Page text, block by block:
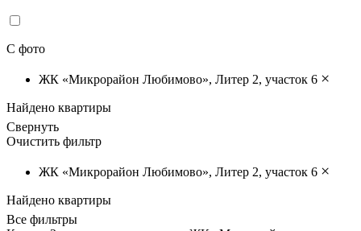
С фото
ЖК «Микрорайон Любимово», Литер 2, участок 6 ×
Найдено квартиры
Свернуть
Очистить фильтр
ЖК «Микрорайон Любимово», Литер 2, участок 6 ×
Найдено квартиры
Все фильтры